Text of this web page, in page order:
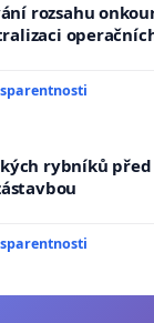
rozsahu
rybníků